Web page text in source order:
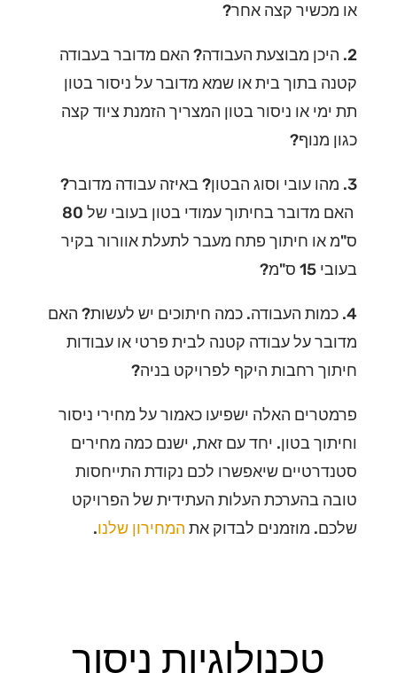
או מכשיר קצה אחר?
2. היכן מבוצעת העבודה? האם מדובר בעבודה
קטנה בתוך בית או שמא מדובר על ניסור בטון
תת ימי או ניסור בטון המצריך הזמנת ציוד קצה
כגון מנוף?
3. מהו עובי וסוג הבטון? באיזה עבודה מדובר?
האם מדובר בחיתוך עמודי בטון בעובי של 80
ס"מ או חיתוך פתח מעבר לתעלת אוורור בקיר
בעובי 15 ס"מ?
4. כמות העבודה. כמה חיתוכים יש לעשות? האם
מדובר על עבודה קטנה לבית פרטי או עבודות
חיתוך רחבות היקף לפרויקט בניה?
פרמטרים האלה ישפיעו כאמור על מחירי ניסור
וחיתוך בטון. יחד עם זאת, ישנם כמה מחירים
סטנדרטיים שיאפשרו לכם נקודת התייחסות
טובה בהערכת העלות העתידית של הפרויקט
שלכם. מוזמנים לבדוק את המחירון שלנו.
טכנולוגיות ניסור